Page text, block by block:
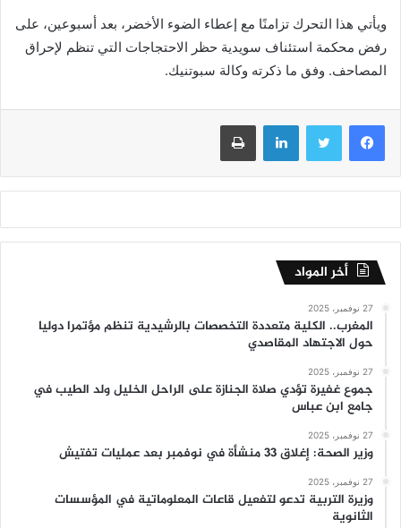
ويأتي هذا التحرك تزامنًا مع إعطاء الضوء الأخضر، بعد أسبوعين، على
رفض محكمة استئناف سويدية حظر الاحتجاجات التي تنظم لإحراق
المصاحف. وفق ما ذكرته وكالة سبوتنيك.
فيسبوك تويتر لينكدإن طباعة
أخر المواد
27 نوفمبر، 2025
المغرب.. الكلية متعددة التخصصات بالرشيدية تنظم مؤتمرا دوليا
حول الاجتهاد المقاصدي
27 نوفمبر، 2025
جموع غفيرة تؤدي صلاة الجنازة على الراحل الخليل ولد الطيب في
جامع ابن عباس
27 نوفمبر، 2025
وزير الصحة: إغلاق 33 منشأة في نوفمبر بعد عمليات تفتيش
27 نوفمبر، 2025
وزيرة التربية تدعو لتفعيل قاعات المعلوماتية في المؤسسات
الثانوية